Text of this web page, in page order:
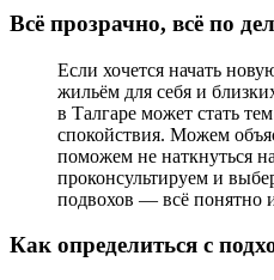
Всё прозрачно, всё по
Если хочется начать
жильём для себя и
в Талгаре может стать
спокойствия. Можем
поможем не наткнуться
проконсультируем и
подвохов — всё понятно
Как определиться с